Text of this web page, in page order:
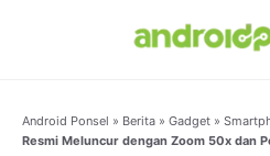
Android Ponsel » Berita » Gadget »
Resmi Meluncur dengan Zoom 50x dan